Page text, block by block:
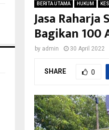
BERITA UTAMA HUKUM
Jasa
Bagikan 100
by admin 30 April 2022
SHARE 0